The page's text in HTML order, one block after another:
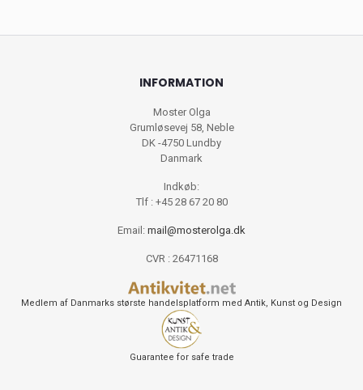
INFORMATION
Moster Olga
Grumløsevej 58, Neble
DK -4750 Lundby
Danmark
Indkøb:
Tlf : +45 28 67 20 80
Email: mail@mosterolga.dk
CVR : 26471168
Medlem af Danmarks største handelsplatform med Antik, Kunst og Design
Guarantee for safe trade